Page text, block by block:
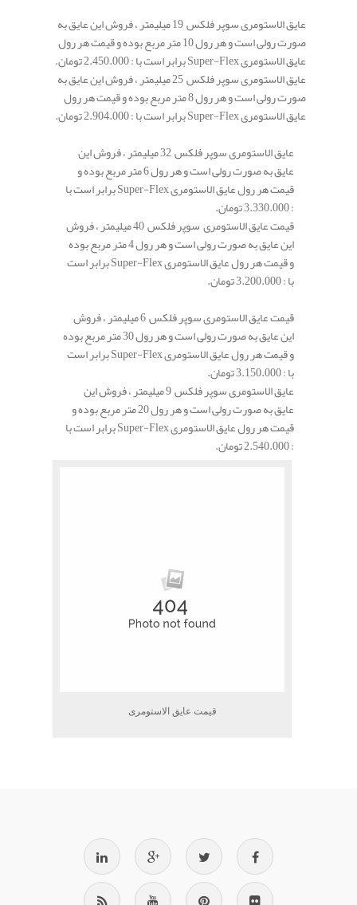
عایق الاستومری سوپر فلکس 19 میلیمتر ، فروش این عایق به
صورت رولی است و هر رول 10 متر مربع بوده و قیمت هر رول
عایق الاستومری Super-Flex برابر است با : 2.450.000 تومان.
عایق الاستومری سوپر فلکس 25 میلیمتر ، فروش این عایق به
صورت رولی است و هر رول 8 متر مربع بوده و قیمت هر رول
عایق الاستومری Super-Flex برابر است با : 2.904.000 تومان.
عایق الاستومری سوپر فلکس 32 میلیمتر ، فروش این
عایق به صورت رولی است و هر رول 6 متر مربع بوده و
قیمت هر رول عایق الاستومری Super-Flex برابر است با
: 3.330.000 تومان.
قیمت عایق الاستومری سوپر فلکس 40 میلیمتر ، فروش
این عایق به صورت رولی است و هر رول 4 متر مربع بوده
و قیمت هر رول عایق الاستومری Super-Flex برابر است
با : 3.200.000 تومان.
قیمت عایق الاستومری سوپر فلکس 6 میلیمتر ، فروش
این عایق به صورت رولی است و هر رول 30 متر مربع بوده
و قیمت هر رول عایق الاستومری Super-Flex برابر است
با : 3.150.000 تومان.
عایق الاستومری سوپر فلکس 9 میلیمتر ، فروش این
عایق به صورت رولی است و هر رول 20 متر مربع بوده و
قیمت هر رول عایق الاستومری Super-Flex برابر است با
: 2.540.000 تومان.
قیمت عایق الاستومری